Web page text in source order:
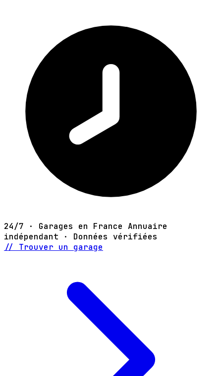
24/7 · Garages en France Annuaire
indépendant · Données vérifiées
// Trouver un garage